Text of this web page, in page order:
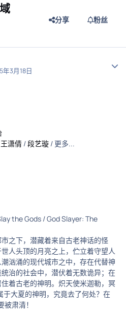
分享 粉丝
年3月18日
王潇倩 /段艺璇 / 更多...
the Gods / God Slayer: The
之下，潜藏着来自古老神话的怪
人头顶的月亮之上，伫立着守望人
汹涌的现代城市之中，存在代替神
治的社会中，潜伏着无数诡异；在
着古老的神明。炽天使米迦勒，冥
大夏的神明，究竟去了何处？在
被肃清！